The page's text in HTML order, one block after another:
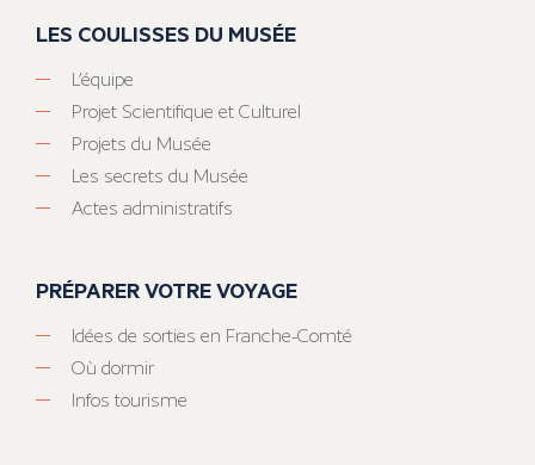
LES COULISSES DU MUSÉE
L’équipe
Projet Scientifique et Culturel
Projets du Musée
Les secrets du Musée
Actes administratifs
PRÉPARER VOTRE VOYAGE
Idées de sorties en Franche-Comté
Où dormir
Infos tourisme